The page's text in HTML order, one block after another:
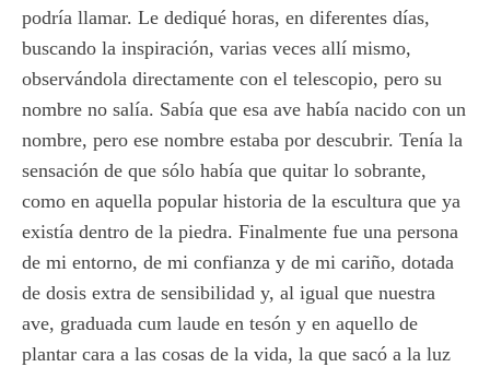
podría llamar. Le dediqué horas, en diferentes días,
buscando la inspiración, varias veces allí mismo,
observándola directamente con el telescopio, pero su
nombre no salía. Sabía que esa ave había nacido con un
nombre, pero ese nombre estaba por descubrir. Tenía la
sensación de que sólo había que quitar lo sobrante,
como en aquella popular historia de la escultura que ya
existía dentro de la piedra. Finalmente fue una persona
de mi entorno, de mi confianza y de mi cariño, dotada
de dosis extra de sensibilidad y, al igual que nuestra
ave, graduada cum laude en tesón y en aquello de
plantar cara a las cosas de la vida, la que sacó a la luz